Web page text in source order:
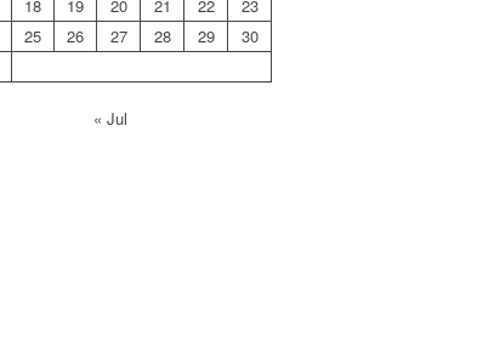
18 19 20 21 22
23
25 26 27 28 29
30
« Jul